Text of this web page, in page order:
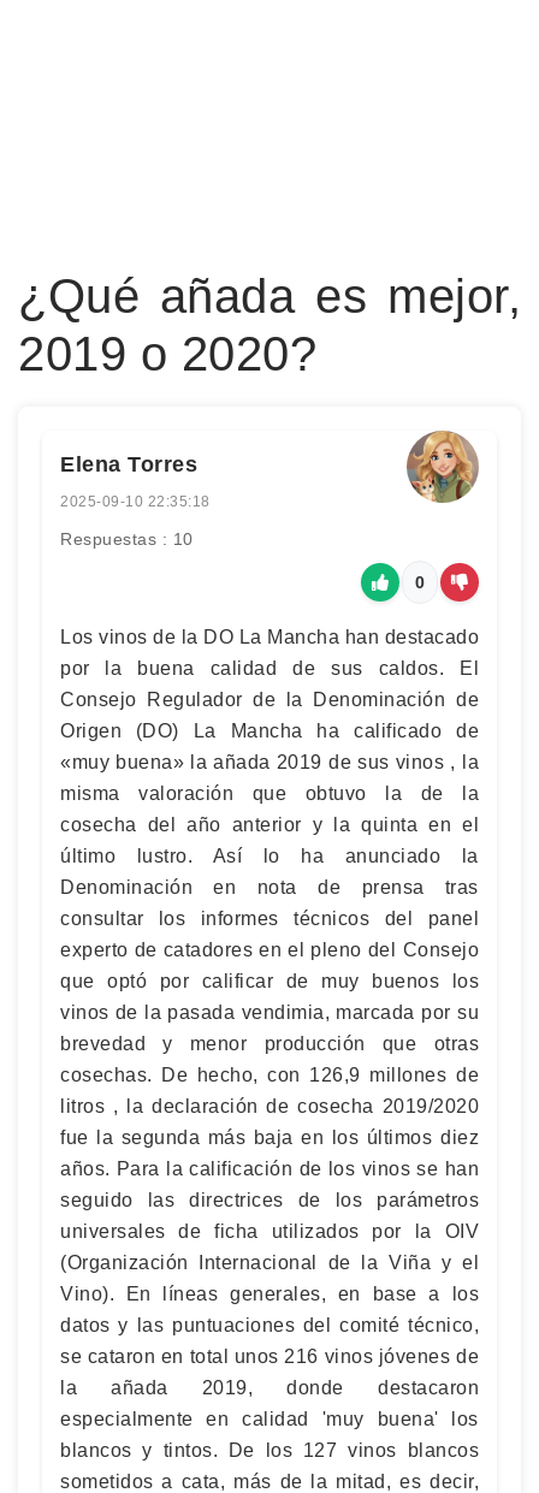
¿Qué añada es mejor,
2019 o 2020?
Elena Torres
2025-09-10 22:35:18
Respuestas : 10
0
Los vinos de la DO La Mancha han destacado
por la buena calidad de sus caldos. El
Consejo Regulador de la Denominación de
Origen (DO) La Mancha ha calificado de
«muy buena» la añada 2019 de sus vinos , la
misma valoración que obtuvo la de la
cosecha del año anterior y la quinta en el
último lustro. Así lo ha anunciado la
Denominación en nota de prensa tras
consultar los informes técnicos del panel
experto de catadores en el pleno del Consejo
que optó por calificar de muy buenos los
vinos de la pasada vendimia, marcada por su
brevedad y menor producción que otras
cosechas. De hecho, con 126,9 millones de
litros , la declaración de cosecha 2019/2020
fue la segunda más baja en los últimos diez
años. Para la calificación de los vinos se han
seguido las directrices de los parámetros
universales de ficha utilizados por la OIV
(Organización Internacional de la Viña y el
Vino). En líneas generales, en base a los
datos y las puntuaciones del comité técnico,
se cataron en total unos 216 vinos jóvenes de
la añada 2019, donde destacaron
especialmente en calidad 'muy buena' los
blancos y tintos. De los 127 vinos blancos
sometidos a cata, más de la mitad, es decir,